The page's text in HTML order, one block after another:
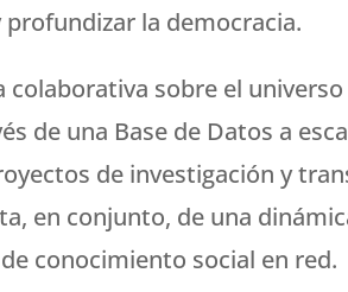
la democracia.
sobre el
una Base de Datos a
de investigación y
en conjunto, de una
conocimiento social en red.